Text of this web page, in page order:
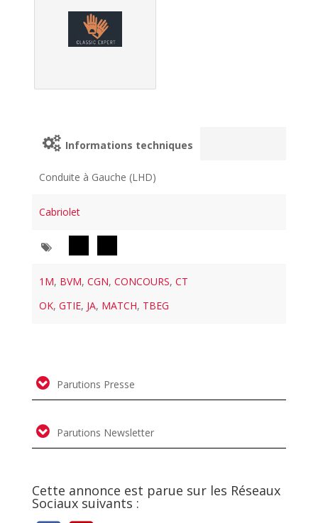
Informations techniques
Conduite à Gauche (LHD)
Cabriolet
1M, BVM,CGN,CONCOURS,CT
OK,GTIE, JA, MATCH, TBEG
Parutions Presse
Parutions Newsletter
Cette annonce est parue sur les Réseaux
Sociaux suivants :